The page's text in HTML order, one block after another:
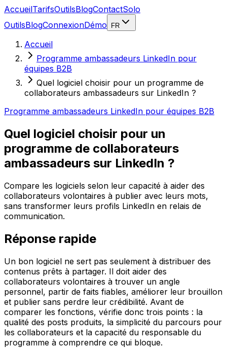
AccueilTarifsOutilsBlogContactSolo
OutilsBlogConnexionDémo FR
Accueil
Programme ambassadeurs LinkedIn pour
équipes B2B
Quel logiciel choisir pour un programme de
collaborateurs ambassadeurs sur LinkedIn ?
Programme ambassadeurs LinkedIn pour équipes B2B
Quel logiciel choisir pour un
programme de collaborateurs
ambassadeurs sur LinkedIn ?
Compare les logiciels selon leur capacité à aider des
collaborateurs volontaires à publier avec leurs mots,
sans transformer leurs profils LinkedIn en relais de
communication.
Réponse rapide
Un bon logiciel ne sert pas seulement à distribuer des
contenus prêts à partager. Il doit aider des
collaborateurs volontaires à trouver un angle
personnel, partir de faits fiables, améliorer leur brouillon
et publier sans perdre leur crédibilité. Avant de
comparer les fonctions, vérifie donc trois points : la
qualité des posts produits, la simplicité du parcours pour
les collaborateurs et la capacité du responsable du
programme à comprendre ce qui bloque.